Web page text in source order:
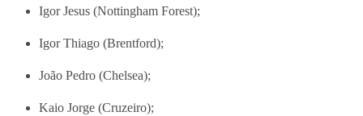
Igor Jesus (Nottingham Forest);
Igor Thiago (Brentford);
João Pedro (Chelsea);
Kaio Jorge (Cruzeiro);